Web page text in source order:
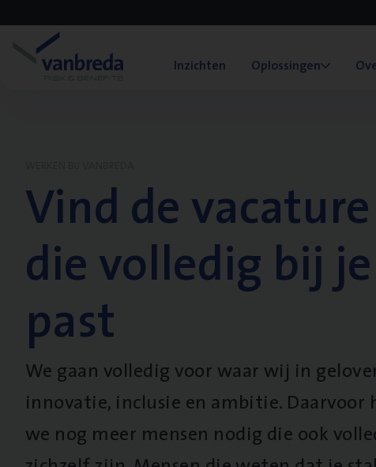
Inzichten Oplossingen
Vind de vacature
die volledig bij je
past
We gaan volledig voor waar wij in
innovatie, inclusie en ambitie. Daarvoor
we nog meer mensen nodig die ook